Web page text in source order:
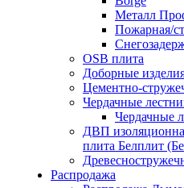
Металл
Пожарная/
OSB плита
Доборные
Цементно-
Чердачные
Чердачные
ДВП
плита Белплит
Распродажа